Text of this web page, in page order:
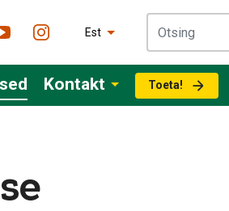
Est
Kontakt Toeta!